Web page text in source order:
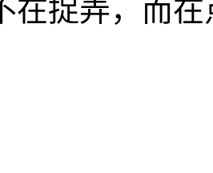
在捉弄，而